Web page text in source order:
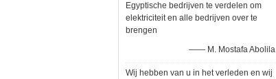
Egyptische bedrijven te verdelen om
elektriciteit en alle bedrijven over te
brengen
—— M. Mostafa Abolila
Wij hebben van u in het verleden en wij